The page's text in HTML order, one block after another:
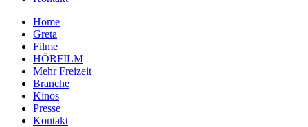
Home
Greta
Filme
HÖRFILM
Mehr Freizeit
Branche
Kinos
Presse
Kontakt